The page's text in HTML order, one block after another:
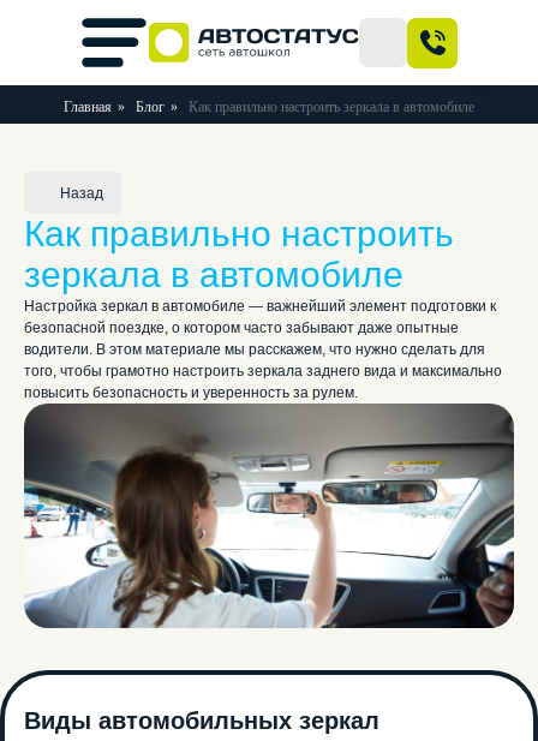
Главная » Блог » Как правильно настроить зеркала в автомобиле
Назад
Как правильно настроить
зеркала в автомобиле
Настройка зеркал в автомобиле — важнейший элемент подготовки к
безопасной поездке, о котором часто забывают даже опытные
водители. В этом материале мы расскажем, что нужно сделать для
того, чтобы грамотно настроить зеркала заднего вида и максимально
повысить безопасность и уверенность за рулем.
Виды автомобильных зеркал